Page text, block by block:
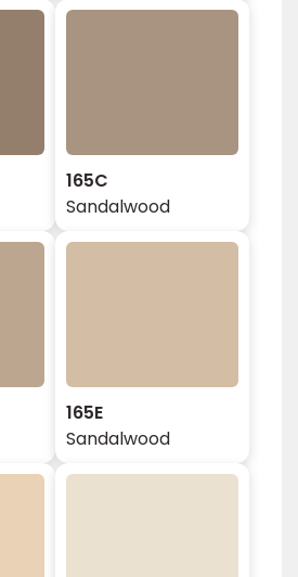
165C
Sandalwood
165E
Sandalwood